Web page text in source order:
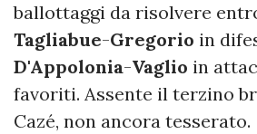
ballottaggi da risolvere
Tagliabue-Gregorio in
D'Appolonia-Vaglio in
favoriti. Assente il terzino
Cazé, non ancora tesserato.